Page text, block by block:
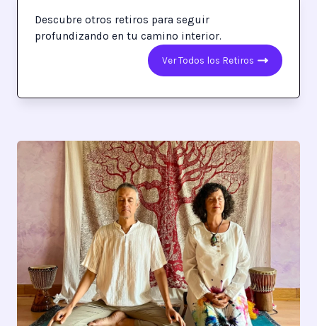
Descubre otros retiros para seguir
profundizando en tu camino interior.
Ver Todos los Retiros